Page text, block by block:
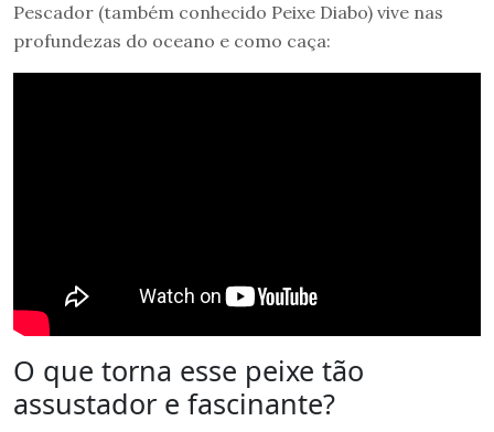
Pescador (também conhecido Peixe Diabo) vive nas
profundezas do oceano e como caça:
O que torna esse peixe tão
assustador e fascinante?